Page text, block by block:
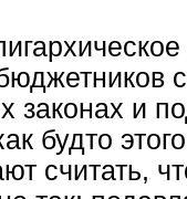
законах и
будто
считать,